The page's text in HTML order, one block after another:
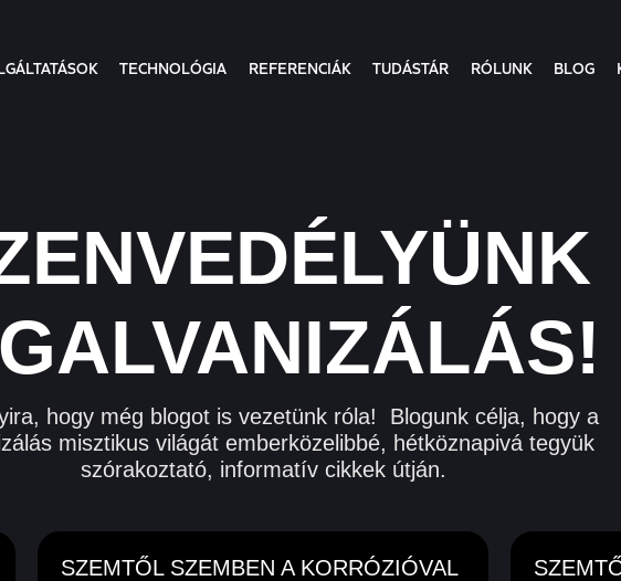
TECHNOLÓGIA REFERENCIÁK TUDÁSTÁR RÓLUNK BLOG
hogy még blogot is vezetünk róla! Blogunk célja, hogy a
misztikus világát emberközelibbé, hétköznapivá tegyük
szórakoztató, informatív cikkek útján.
SZEMTŐL SZEMBEN A KORRÓZIÓVAL